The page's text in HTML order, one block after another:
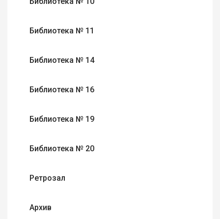
Библиотека № 11
Библиотека № 14
Библиотека № 16
Библиотека № 19
Библиотека № 20
Ретрозал
Архив